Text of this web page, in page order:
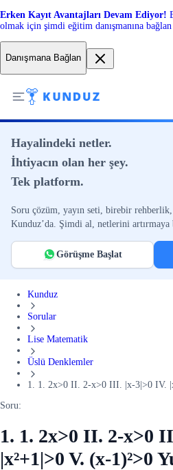
Erken Kayıt Avantajları Devam Ediyor!
olmak için şimdi eğitim danışmanına
Danışmana Bağlan
Hayalindeki netler.
İhtiyacın olan her şey.
Tek platform.
Soru çözüm, yayın seti, birebir rehberlik,
Kunduz’da. Şimdi al, netlerini artırmaya
Görüşme Başlat
Kunduz
Sorular
Lise Matematik
Üslü Denklemler
1. 1. 2x>0 II. 2-x>0 III. |x-3|>0 IV.
Soru:
1. 1. 2x>0 II. 2-x>0
|x²+1|>0 V. (x-1)²>0